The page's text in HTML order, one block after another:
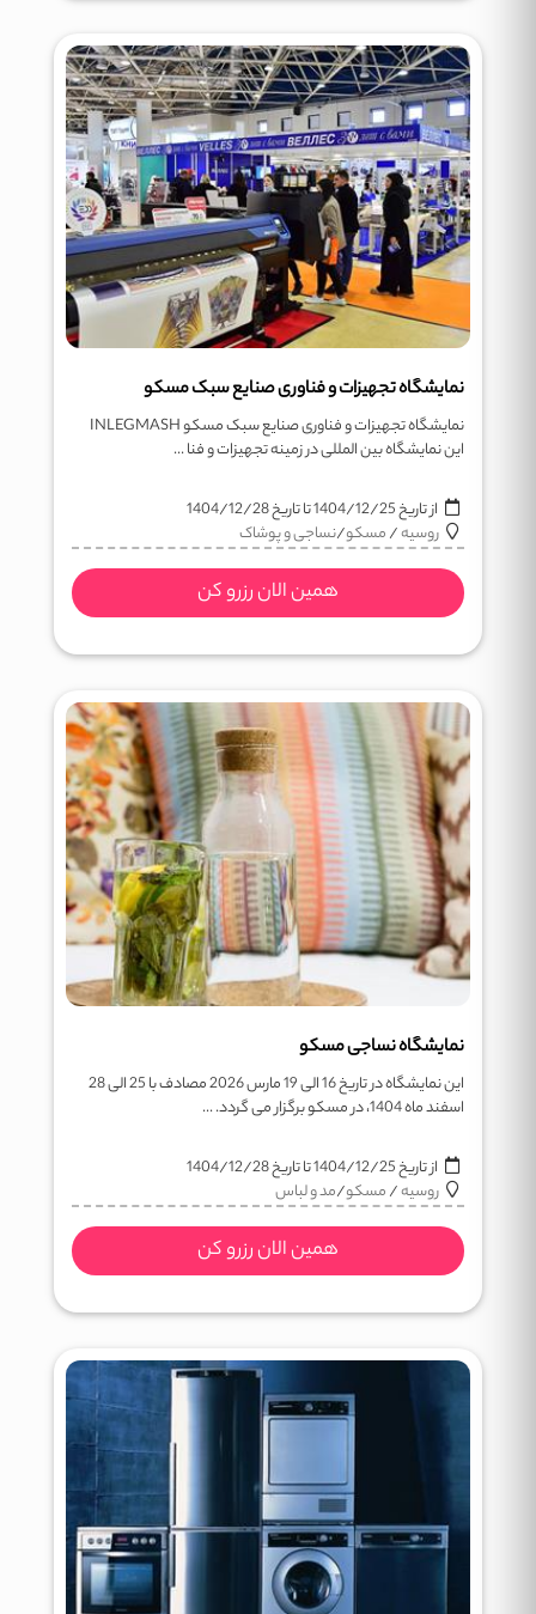
نمایشگاه تجهیزات و فناوری صنایع سبک مسکو
نمایشگاه تجهیزات و فناوری صنایع سبک مسکو INLEGMASH
این نمایشگاه بین المللی در زمینه تجهیزات و فنا ...
از تاریخ1404/12/25تا تاریخ1404/12/28
روسیه/مسکو/نساجی و پوشاک
همین الان رزرو کن
نمایشگاه نساجی مسکو
این نمایشگاه در تاریخ 16 الی 19 مارس 2026 مصادف با 25 الی 28
اسفند ماه 1404، در مسکو برگزار می گردد. ...
از تاریخ1404/12/25تا تاریخ1404/12/28
روسیه/مسکو/مد و لباس
همین الان رزرو کن